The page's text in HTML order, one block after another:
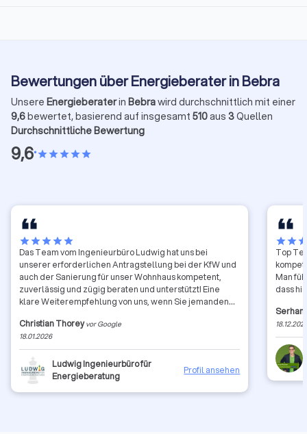
Bewertungen über Energieberater in Bebra
Unsere Energieberaterin Bebrawird durchschnittlich mit einer
9,6bewertet, basierend auf insgesamt 510aus 3Quellen
Durchschnittliche Bewertung
9,6•starstarstarstarstar
starstarstarstarstar
Das Team vom Ingenieurbüro Ludwig hat uns bei
unserer erforderlichen Antragstellung bei der KfW und
auch der Sanierung für unser Wohnhaus kompetent,
zuverlässig und zügig beraten und unterstützt! Eine
klare Weiterempfehlung von uns, wenn Sie jemanden
Projekten und Maßnahmen weiß wovon er spricht und
das ganze noch persönlich gut begleitet! *****
Christian Thorey vor Google
18.01.2026
Ludwig Ingenieurbüro für
Energieberatung
Profil ansehen
starstar
Top
Man
dass
Serhan